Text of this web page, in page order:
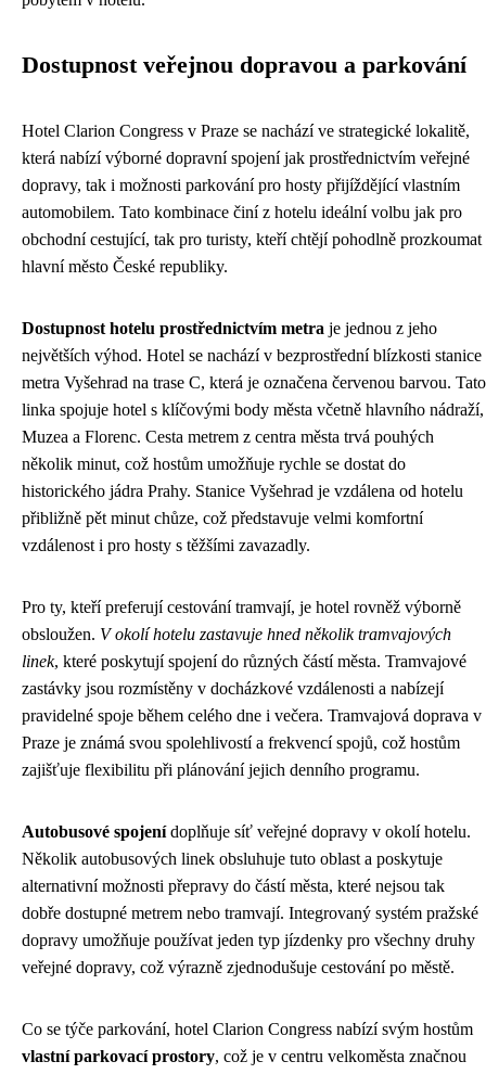
Dostupnost veřejnou dopravou a parkování
Hotel Clarion Congress v Praze se nachází ve strategické lokalitě,
která nabízí výborné dopravní spojení jak prostřednictvím veřejné
dopravy, tak i možnosti parkování pro hosty přijíždějící vlastním
automobilem. Tato kombinace činí z hotelu ideální volbu jak pro
obchodní cestující, tak pro turisty, kteří chtějí pohodlně prozkoumat
hlavní město České republiky.
Dostupnost hotelu prostřednictvím metra je jednou z jeho
největších výhod. Hotel se nachází v bezprostřední blízkosti stanice
metra Vyšehrad na trase C, která je označena červenou barvou. Tato
linka spojuje hotel s klíčovými body města včetně hlavního nádraží,
Muzea a Florenc. Cesta metrem z centra města trvá pouhých
několik minut, což hostům umožňuje rychle se dostat do
historického jádra Prahy. Stanice Vyšehrad je vzdálena od hotelu
přibližně pět minut chůze, což představuje velmi komfortní
vzdálenost i pro hosty s těžšími zavazadly.
Pro ty, kteří preferují cestování tramvají, je hotel rovněž výborně
obsloužen. V okolí hotelu zastavuje hned několik tramvajových
linek, které poskytují spojení do různých částí města. Tramvajové
zastávky jsou rozmístěny v docházkové vzdálenosti a nabízejí
pravidelné spoje během celého dne i večera. Tramvajová doprava v
Praze je známá svou spolehlivostí a frekvencí spojů, což hostům
zajišťuje flexibilitu při plánování jejich denního programu.
Autobusové spojenídoplňuje síť veřejné dopravy v okolí hotelu.
Několik autobusových linek obsluhuje tuto oblast a poskytuje
alternativní možnosti přepravy do částí města, které nejsou tak
dobře dostupné metrem nebo tramvají. Integrovaný systém pražské
dopravy umožňuje používat jeden typ jízdenky pro všechny druhy
veřejné dopravy, což výrazně zjednodušuje cestování po městě.
Co se týče parkování, hotel Clarion Congress nabízí svým hostům
vlastní parkovací prostory, což je v centru velkoměsta značnou